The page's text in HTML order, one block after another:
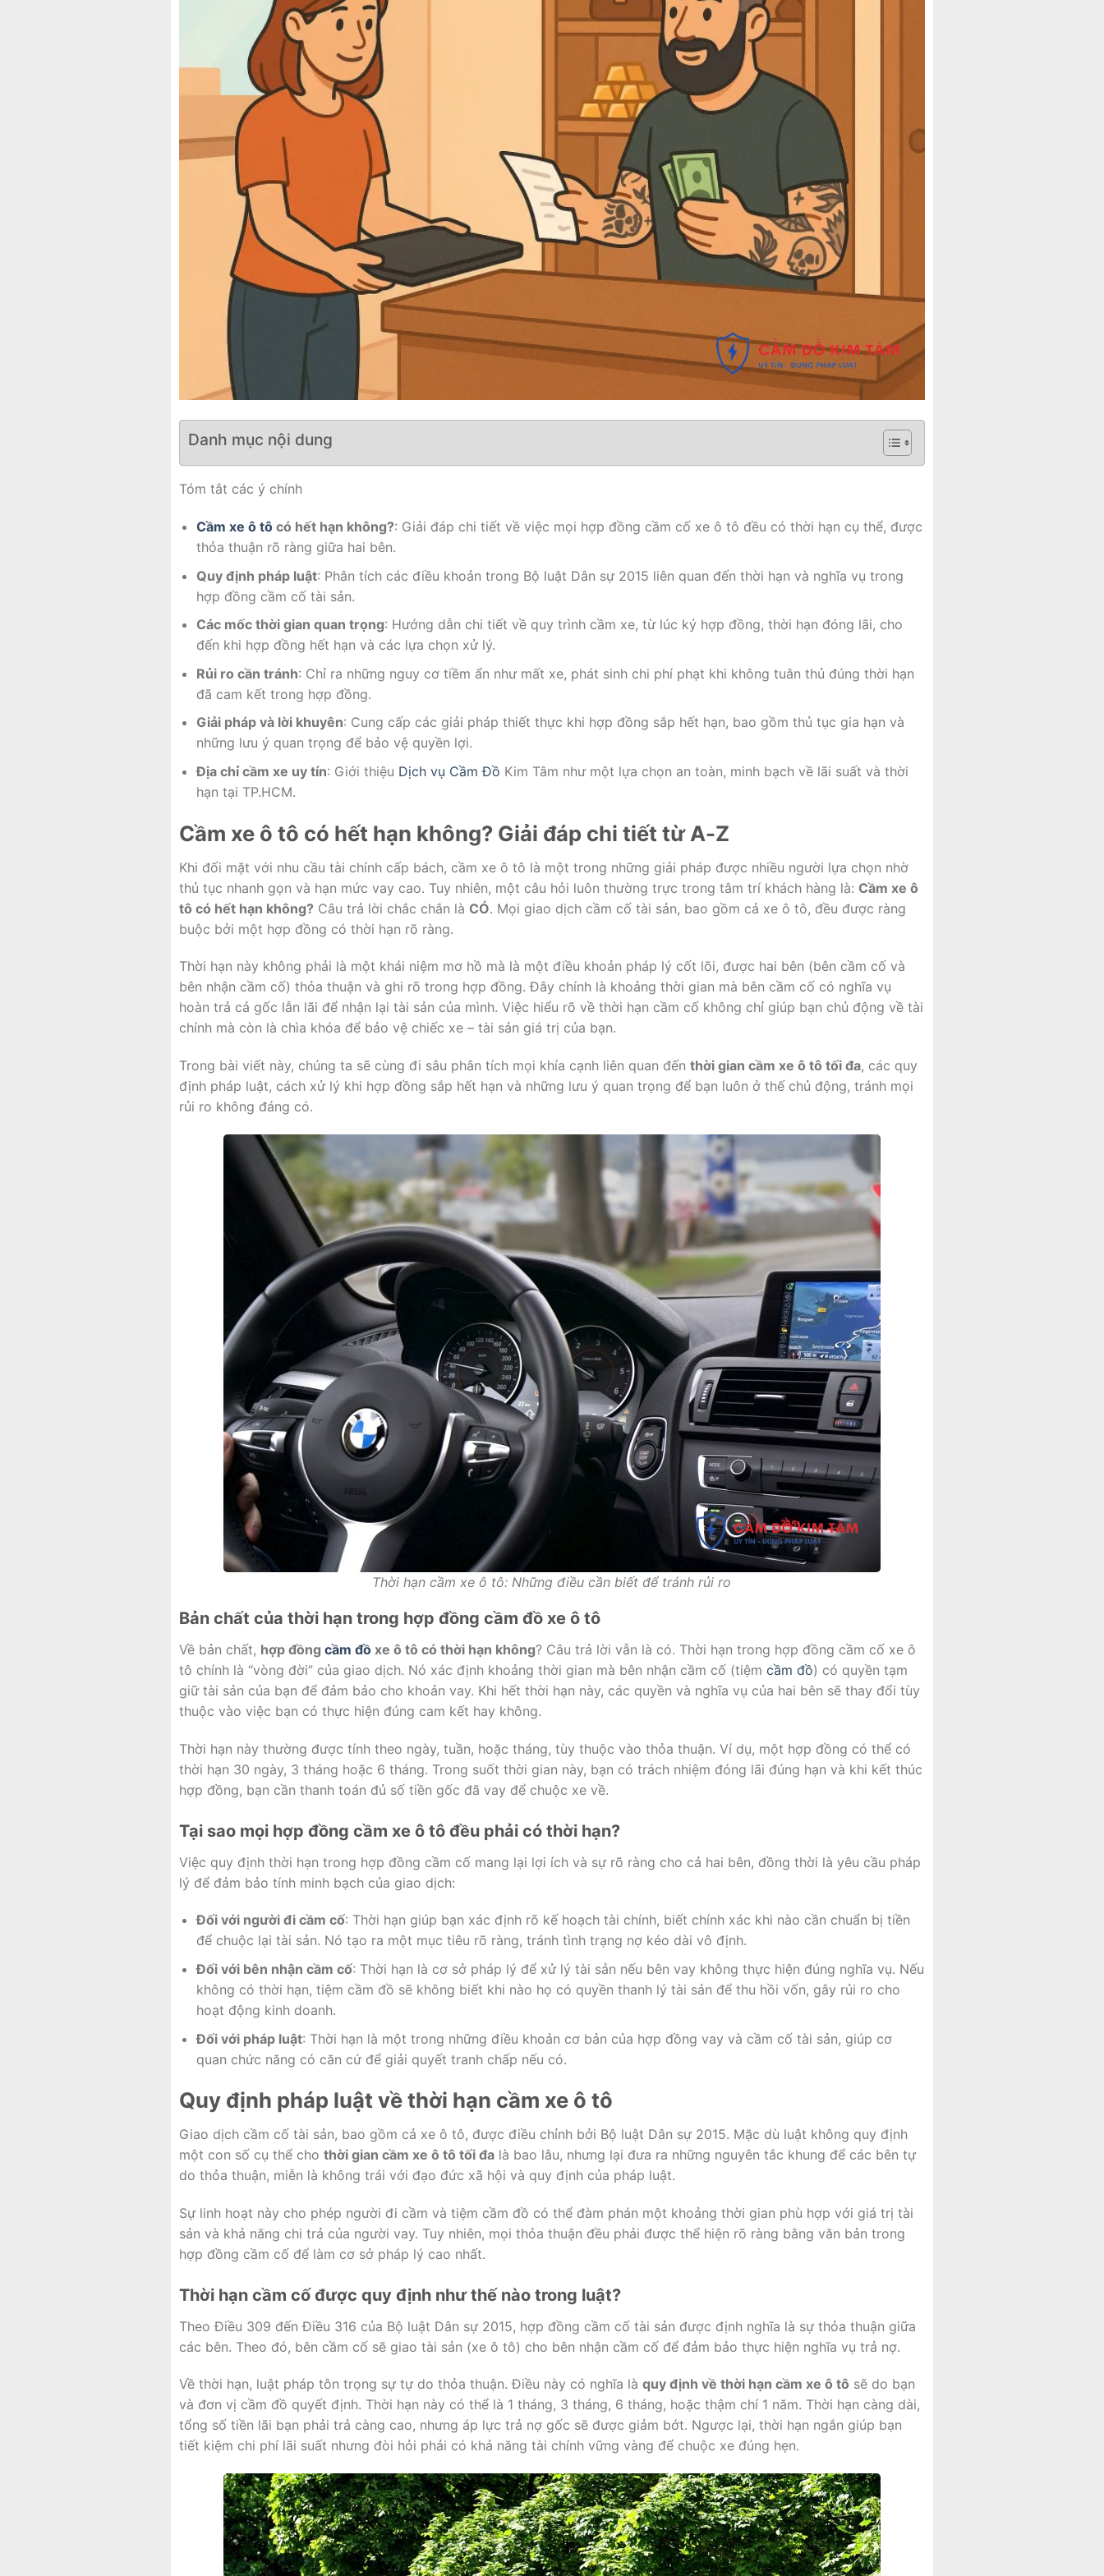
Danh mục nội dung
Tóm tắt các ý chính
Cầm xe ô tôcó hết hạn không?: Giải đáp chi tiết về việc mọi hợp đồng cầm cố xe ô tô đều có thời hạn cụ thể, được
thỏa thuận rõ ràng giữa hai bên.
Quy định pháp luật: Phân tích các điều khoản trong Bộ luật Dân sự 2015 liên quan đến thời hạn và nghĩa vụ trong
hợp đồng cầm cố tài sản.
Các mốc thời gian quan trọng: Hướng dẫn chi tiết về quy trình cầm xe, từ lúc ký hợp đồng, thời hạn đóng lãi, cho
đến khi hợp đồng hết hạn và các lựa chọn xử lý.
Rủi ro cần tránh: Chỉ ra những nguy cơ tiềm ẩn như mất xe, phát sinh chi phí phạt khi không tuân thủ đúng thời hạn
đã cam kết trong hợp đồng.
Giải pháp và lời khuyên: Cung cấp các giải pháp thiết thực khi hợp đồng sắp hết hạn, bao gồm thủ tục gia hạn và
những lưu ý quan trọng để bảo vệ quyền lợi.
Địa chỉ cầm xe uy tín: Giới thiệu Dịch vụ Cầm Đồ Kim Tâm như một lựa chọn an toàn, minh bạch về lãi suất và thời
hạn tại TP.HCM.
Cầm xe ô tô có hết hạn không? Giải đáp chi tiết từ A-Z
Khi đối mặt với nhu cầu tài chính cấp bách, cầm xe ô tô là một trong những giải pháp được nhiều người lựa chọn nhờ
thủ tục nhanh gọn và hạn mức vay cao. Tuy nhiên, một câu hỏi luôn thường trực trong tâm trí khách hàng là: Cầm xe ô
tô có hết hạn không?Câu trả lời chắc chắn là CÓ. Mọi giao dịch cầm cố tài sản, bao gồm cả xe ô tô, đều được ràng
buộc bởi một hợp đồng có thời hạn rõ ràng.
Thời hạn này không phải là một khái niệm mơ hồ mà là một điều khoản pháp lý cốt lõi, được hai bên (bên cầm cố và
bên nhận cầm cố) thỏa thuận và ghi rõ trong hợp đồng. Đây chính là khoảng thời gian mà bên cầm cố có nghĩa vụ
hoàn trả cả gốc lẫn lãi để nhận lại tài sản của mình. Việc hiểu rõ về thời hạn cầm cố không chỉ giúp bạn chủ động về tài
chính mà còn là chìa khóa để bảo vệ chiếc xe – tài sản giá trị của bạn.
Trong bài viết này, chúng ta sẽ cùng đi sâu phân tích mọi khía cạnh liên quan đến thời gian cầm xe ô tô tối đa, các quy
định pháp luật, cách xử lý khi hợp đồng sắp hết hạn và những lưu ý quan trọng để bạn luôn ở thế chủ động, tránh mọi
rủi ro không đáng có.
Thời hạn cầm xe ô tô: Những điều cần biết để tránh rủi ro
Bản chất của thời hạn trong hợp đồng cầm đồ xe ô tô
Về bản chất, hợp đồng cầm đồxe ô tô có thời hạn không? Câu trả lời vẫn là có. Thời hạn trong hợp đồng cầm cố xe ô
tô chính là “vòng đời” của giao dịch. Nó xác định khoảng thời gian mà bên nhận cầm cố (tiệm cầm đồ) có quyền tạm
giữ tài sản của bạn để đảm bảo cho khoản vay. Khi hết thời hạn này, các quyền và nghĩa vụ của hai bên sẽ thay đổi tùy
thuộc vào việc bạn có thực hiện đúng cam kết hay không.
Thời hạn này thường được tính theo ngày, tuần, hoặc tháng, tùy thuộc vào thỏa thuận. Ví dụ, một hợp đồng có thể có
thời hạn 30 ngày, 3 tháng hoặc 6 tháng. Trong suốt thời gian này, bạn có trách nhiệm đóng lãi đúng hạn và khi kết thúc
hợp đồng, bạn cần thanh toán đủ số tiền gốc đã vay để chuộc xe về.
Tại sao mọi hợp đồng cầm xe ô tô đều phải có thời hạn?
Việc quy định thời hạn trong hợp đồng cầm cố mang lại lợi ích và sự rõ ràng cho cả hai bên, đồng thời là yêu cầu pháp
lý để đảm bảo tính minh bạch của giao dịch:
Đối với người đi cầm cố: Thời hạn giúp bạn xác định rõ kế hoạch tài chính, biết chính xác khi nào cần chuẩn bị tiền
để chuộc lại tài sản. Nó tạo ra một mục tiêu rõ ràng, tránh tình trạng nợ kéo dài vô định.
Đối với bên nhận cầm cố: Thời hạn là cơ sở pháp lý để xử lý tài sản nếu bên vay không thực hiện đúng nghĩa vụ. Nếu
không có thời hạn, tiệm cầm đồ sẽ không biết khi nào họ có quyền thanh lý tài sản để thu hồi vốn, gây rủi ro cho
hoạt động kinh doanh.
Đối với pháp luật: Thời hạn là một trong những điều khoản cơ bản của hợp đồng vay và cầm cố tài sản, giúp cơ
quan chức năng có căn cứ để giải quyết tranh chấp nếu có.
Quy định pháp luật về thời hạn cầm xe ô tô
Giao dịch cầm cố tài sản, bao gồm cả xe ô tô, được điều chỉnh bởi Bộ luật Dân sự 2015. Mặc dù luật không quy định
một con số cụ thể cho thời gian cầm xe ô tô tối đalà bao lâu, nhưng lại đưa ra những nguyên tắc khung để các bên tự
do thỏa thuận, miễn là không trái với đạo đức xã hội và quy định của pháp luật.
Sự linh hoạt này cho phép người đi cầm và tiệm cầm đồ có thể đàm phán một khoảng thời gian phù hợp với giá trị tài
sản và khả năng chi trả của người vay. Tuy nhiên, mọi thỏa thuận đều phải được thể hiện rõ ràng bằng văn bản trong
hợp đồng cầm cố để làm cơ sở pháp lý cao nhất.
Thời hạn cầm cố được quy định như thế nào trong luật?
Theo Điều 309 đến Điều 316 của Bộ luật Dân sự 2015, hợp đồng cầm cố tài sản được định nghĩa là sự thỏa thuận giữa
các bên. Theo đó, bên cầm cố sẽ giao tài sản (xe ô tô) cho bên nhận cầm cố để đảm bảo thực hiện nghĩa vụ trả nợ.
Về thời hạn, luật pháp tôn trọng sự tự do thỏa thuận. Điều này có nghĩa là quy định về thời hạn cầm xe ô tô sẽ do bạn
và đơn vị cầm đồ quyết định. Thời hạn này có thể là 1 tháng, 3 tháng, 6 tháng, hoặc thậm chí 1 năm. Thời hạn càng dài,
tổng số tiền lãi bạn phải trả càng cao, nhưng áp lực trả nợ gốc sẽ được giảm bớt. Ngược lại, thời hạn ngắn giúp bạn
tiết kiệm chi phí lãi suất nhưng đòi hỏi phải có khả năng tài chính vững vàng để chuộc xe đúng hẹn.